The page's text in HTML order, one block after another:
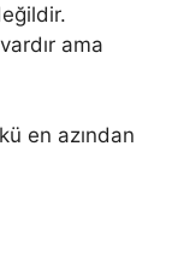
ama
en azından